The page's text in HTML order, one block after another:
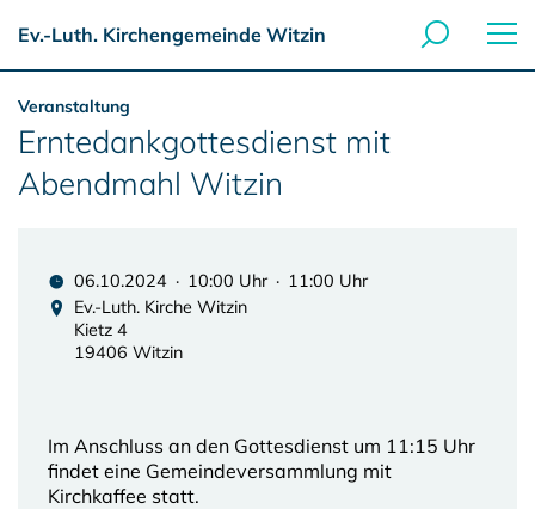
Ev.-Luth. Kirchengemeinde Witzin
Veranstaltung
Erntedankgottesdienst mit
Abendmahl Witzin
06.10.2024 · 10:00 Uhr · 11:00 Uhr
Ev.-Luth. Kirche Witzin
Kietz 4
19406 Witzin
Im Anschluss an den Gottesdienst um 11:15 Uhr
findet eine Gemeindeversammlung mit
Kirchkaffee statt.